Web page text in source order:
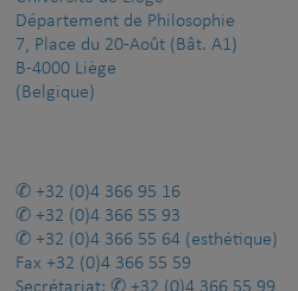
Département de Philosophie
7, Place du 20-Août (Bât. A1)
B-4000 Liège
(Belgique)
+32 (0)4 366 95 16
+32 (0)4 366 55 93
+32 (0)4 366 55 64 (esthétique)
Fax +32 (0)4 366 55 59